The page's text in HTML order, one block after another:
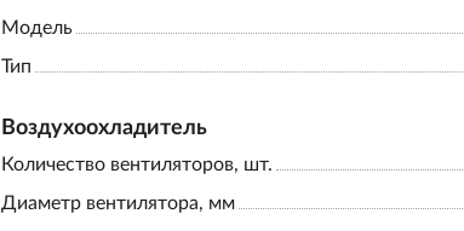
Модель
Тип
Воздухоохладитель
Количество вентиляторов, шт.
Диаметр вентилятора, мм